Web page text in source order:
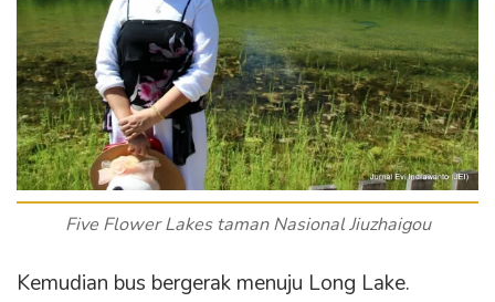
Five Flower Lakes taman Nasional Jiuzhaigou
Kemudian bus bergerak menuju Long Lake.